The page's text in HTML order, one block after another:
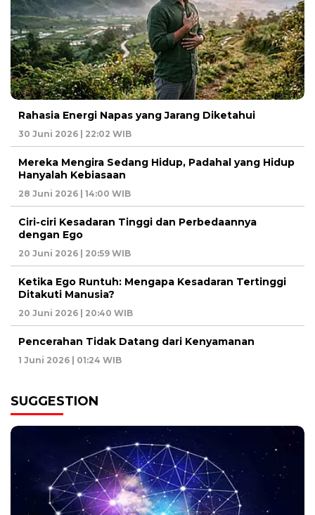
Rahasia Energi Napas yang Jarang Diketahui
30 Juni 2026 | 22:02 WIB
Mereka Mengira Sedang Hidup, Padahal yang Hidup
Hanyalah Kebiasaan
28 Juni 2026 | 14:00 WIB
Ciri-ciri Kesadaran Tinggi dan Perbedaannya
dengan Ego
20 Juni 2026 | 20:59 WIB
Ketika Ego Runtuh: Mengapa Kesadaran Tertinggi
Ditakuti Manusia?
20 Juni 2026 | 20:40 WIB
Pencerahan Tidak Datang dari Kenyamanan
1 Juni 2026 | 01:24 WIB
SUGGESTION